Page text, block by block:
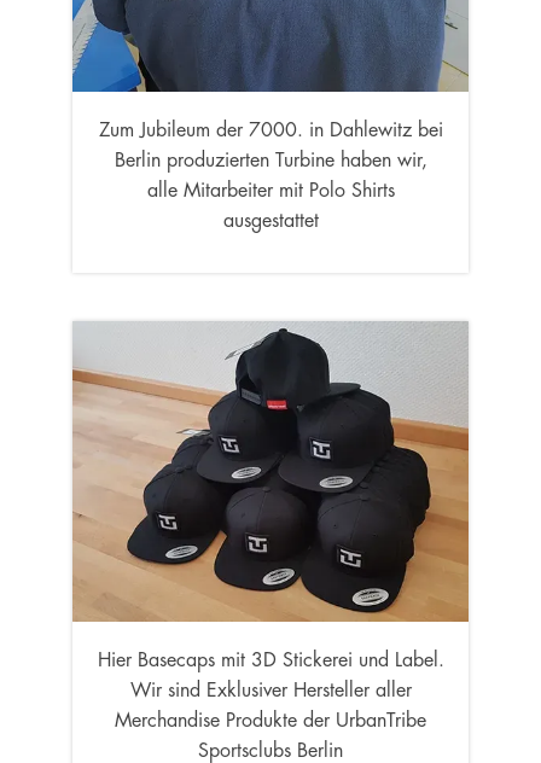
Zum Jubileum der 7000. in Dahlewitz bei
Berlin produzierten Turbine haben wir,
alle Mitarbeiter mit Polo Shirts
ausgestattet
Hier Basecaps mit 3D Stickerei und Label.
Wir sind Exklusiver Hersteller aller
Merchandise Produkte der UrbanTribe
Sportsclubs Berlin